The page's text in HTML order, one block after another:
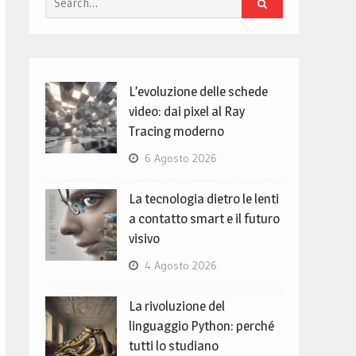
for:
L’evoluzione delle schede
video: dai pixel al Ray
Tracing moderno
6 Agosto 2026
La tecnologia dietro le lenti
a contatto smart e il futuro
visivo
4 Agosto 2026
La rivoluzione del
linguaggio Python: perché
tutti lo studiano